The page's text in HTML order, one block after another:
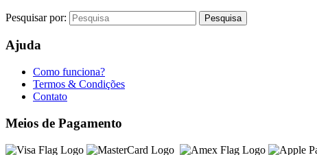
Pesquisar por:
Ajuda
Como funciona?
Termos & Condições
Contato
Meios de Pagamento